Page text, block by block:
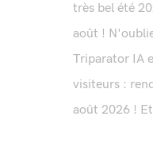
très bel été
août !
Triparator IA
visiteurs :
août 2026 !